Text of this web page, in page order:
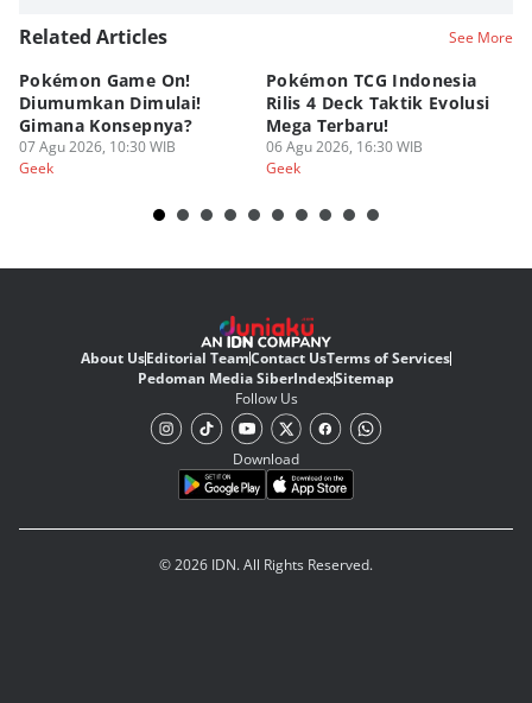
Related Articles See More
Pokémon Game On!
Diumumkan Dimulai!
Gimana Konsepnya?
07 Agu 2026, 10:30 WIB
Geek
Pokémon TCG Indonesia
Rilis 4 Deck Taktik Evolusi
Mega Terbaru!
06 Agu 2026, 16:30 WIB
Geek
About UsEditorial TeamContact UsTerms of Services
Pedoman Media SiberIndexSitemap
Follow Us
Download
© 2026 IDN. All Rights Reserved.